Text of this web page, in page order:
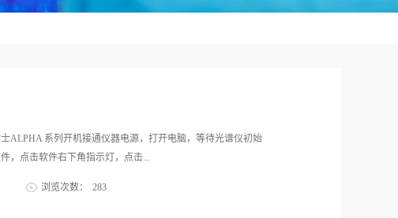
ALPHA 系列开机接通仪器电源，打开电脑，等待光谱仪初始
，点击软件右下角指示灯，点击...
浏览次数： 283